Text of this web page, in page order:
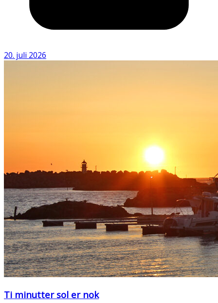
20. juli 2026
Ti minutter sol er nok